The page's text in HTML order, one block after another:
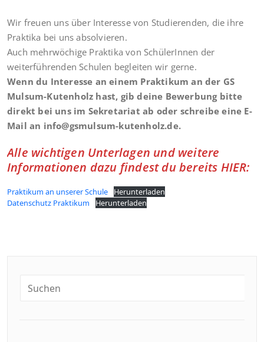
Wir freuen uns über Interesse von Studierenden, die ihre
Praktika bei uns absolvieren.
Auch mehrwöchige Praktika von SchülerInnen der
weiterführenden Schulen begleiten wir gerne.
Wenn du Interesse an einem Praktikum an der GS
Mulsum-Kutenholz hast, gib deine Bewerbung bitte
direkt bei uns im Sekretariat ab oder schreibe eine E-
Mail an info@gsmulsum-kutenholz.de.
Alle wichtigen Unterlagen und weitere
Informationen dazu findest du bereits HIER:
Praktikum an unserer Schule
Herunterladen
Datenschutz Praktikum
Herunterladen